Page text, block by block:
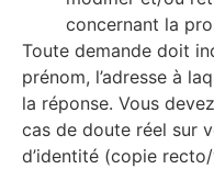
concernant la
Toute demande doit
prénom, l’adresse à
la réponse. Vous
cas de doute réel sur
d’identité (copie